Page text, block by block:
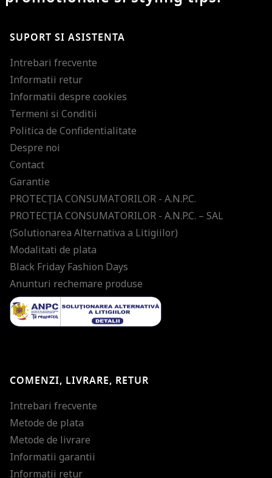
SUPORT SI ASISTENTA
Intrebari frecvente
Informatii retur
Informatii despre cookies
Termeni si Conditii
Politica de Confidentialitate
Despre noi
Contact
Garantie
PROTECŢIA CONSUMATORILOR - A.N.P.C.
PROTECŢIA CONSUMATORILOR - A.N.P.C. – SAL
(Solutionarea Alternativa a Litigiilor)
Modalitati de plata
Black Friday Fashion Days
Anunturi rechemare produse
COMENZI, LIVRARE, RETUR
Intrebari frecvente
Metode de plata
Metode de livrare
Informatii garantii
Informatii retur